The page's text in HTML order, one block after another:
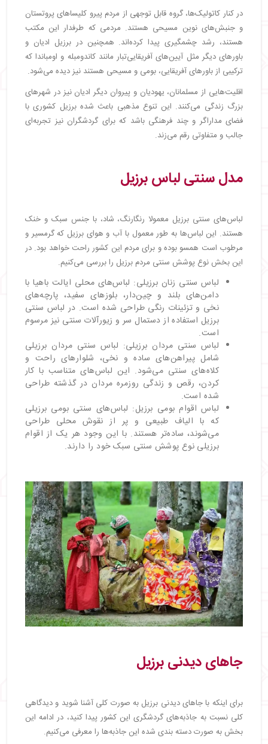
در کنار کاتولیک‌ها، گروه قابل توجهی از مردم پیرو کلیساهای پروتستان
و جنبش‌های نوین مسیحی هستند. مردمی که طرفدار این مکتب
هستند، رشد چشمگیری پیدا کرده‌اند. همچنین در برزیل ادیان و
باورهای دیگر مثل آیین‌های آفریقایی‌تبار مانند کاندومبله و اومباندا که
ترکیبی از باورهای آفریقایی، بومی و مسیحی هستند نیز دیده می‌شود.
اقلیت‌هایی از مسلمانان، یهودیان و پیروان دیگر ادیان نیز در شهرهای
بزرگ زندگی می‌کنند. این تنوع مذهبی باعث شده برزیل کشوری با
فضای مداراگر و چند فرهنگی باشد که برای گردشگران نیز تجربه‌ای
جالب و متفاوتی رقم می‌زند.
مدل سنتی لباس برزیل
لباس‌های سنتی برزیل معمولا رنگارنگ، شاد، با جنس سبک و خنک
هستند. این لباس‌ها به طور معمول با آب و هوای برزیل که گرمسیر و
مرطوب است همسو بوده و برای مردم این کشور راحت خواهد بود. در
این بخش نوع پوشش سنتی مردم برزیل را بررسی می‌کنیم.
لباس سنتی زنان برزیلی: لباس‌های محلی ایالت باهیا با
دامن‌های بلند و چین‌دار، بلوزهای سفید، پارچه‌های
نخی و تزئینات رنگی طراحی شده است. در لباس سنتی
برزیل استفاده از دستمال سر و زیورآلات سنتی نیز مرسوم
است.
لباس سنتی مردان برزیلی: لباس سنتی مردان برزیلی
شامل پیراهن‌های ساده و نخی، شلوارهای راحت و
کلاه‌های سنتی می‌شود. این لباس‌های متناسب با کار
کردن، رقص و زندگی روزمره مردان در گذشته طراحی
شده است.
لباس اقوام بومی برزیل: لباس‌های سنتی بومی برزیلی
که با الیاف طبیعی و پر از نقوش محلی طراحی
می‌شوند، ساده‌تر هستند. با این وجود هر یک از اقوام
برزیلی نوع پوشش سنتی سبک خود را دارند.
جاهای دیدنی برزیل
برای اینکه با جاهای دیدنی برزیل به صورت کلی آشنا شوید و دیدگاهی
کلی نسبت به جاذبه‌های گردشگری این کشور پیدا کنید، در ادامه این
بخش به صورت دسته بندی شده این جاذبه‌ها را معرفی می‌کنیم.